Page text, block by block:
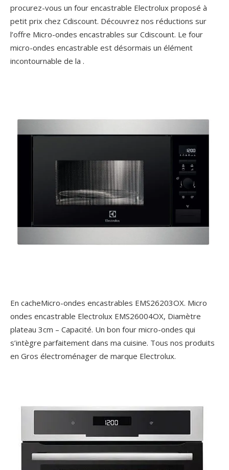
procurez-vous un four encastrable Electrolux proposé à
petit prix chez Cdiscount. Découvrez nos réductions sur
l’offre Micro-ondes encastrables sur Cdiscount. Le four
micro-ondes encastrable est désormais un élément
incontournable de la .
En cacheMicro-ondes encastrables EMS26203OX. Micro
ondes encastrable Electrolux EMS26004OX, Diamètre
plateau 3cm – Capacité. Un bon four micro-ondes qui
s’intègre parfaitement dans ma cuisine. Tous nos produits
en Gros électroménager de marque Electrolux.